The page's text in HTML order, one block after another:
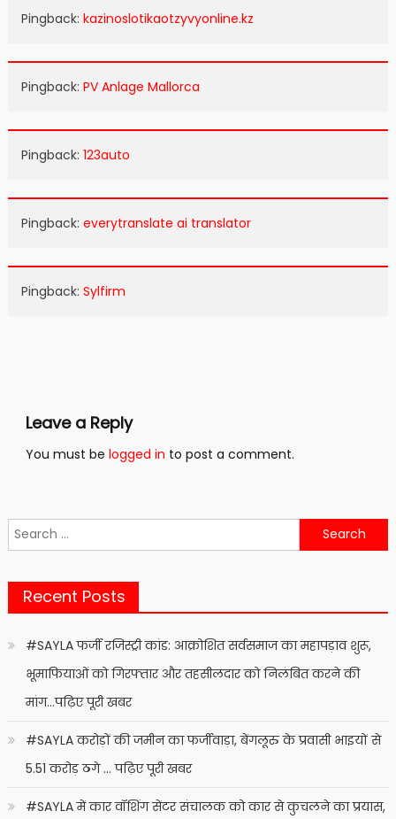
Pingback: kazinoslotikaotzyvyonline.kz
Pingback: PV Anlage Mallorca
Pingback: 123auto
Pingback: everytranslate ai translator
Pingback: Sylfirm
Leave a Reply
You must be logged in to post a comment.
Search
for:
Recent Posts
#SAYLA फर्जी रजिस्ट्री कांड: आक्रोशित सर्वसमाज का महापड़ाव शुरू,
भूमाफियाओं को गिरफ्तार और तहसीलदार को निलंबित करने की
मांग…पढ़िए पूरी खबर
#SAYLA करोड़ों की जमीन का फर्जीवाड़ा, बेंगलूरु के प्रवासी भाइयों से
5.51 करोड़ ठगे … पढ़िए पूरी खबर
#SAYLA में कार वॉशिंग सेंटर संचालक को कार से कुचलने का प्रयास,